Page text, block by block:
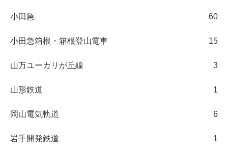
小田急 60
小田急箱根・箱根登山電車 15
山万ユーカリが丘線 3
山形鉄道 1
岡山電気軌道 6
岩手開発鉄道 1